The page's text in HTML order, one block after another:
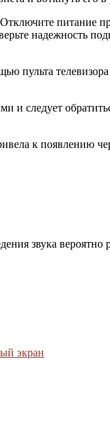
питание
надежность
пульта
и следует
к появлению
звука
экран